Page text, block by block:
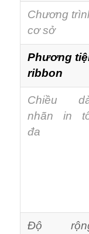
Chương
cơ sở
Phương
ribbon
Chiều
nhãn in
đa
Độ